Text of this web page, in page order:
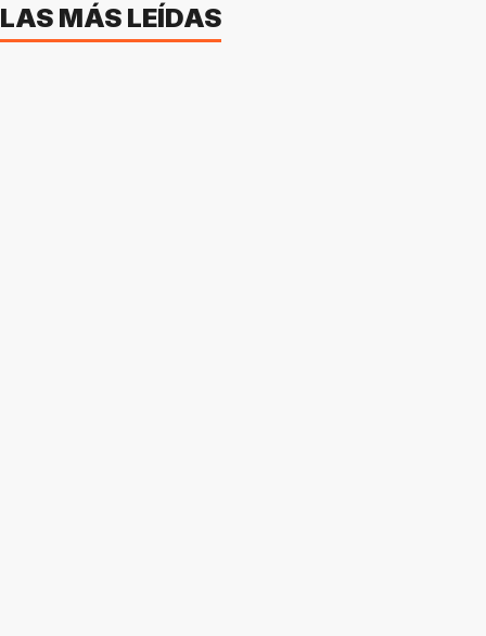
LAS MÁS LEÍDAS